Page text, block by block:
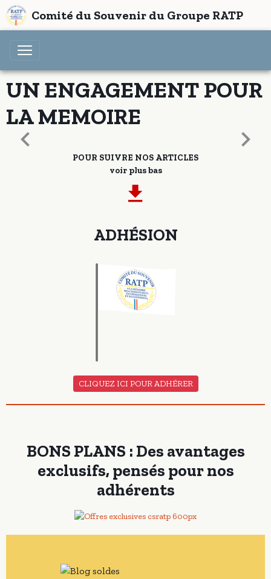
Comité du Souvenir du Groupe RATP
UN ENGAGEMENT POUR
LA MEMOIRE
POUR SUIVRE NOS ARTICLES
voir plus bas
ADHÉSION
CLIQUEZ ICI POUR ADHÉRER
BONS PLANS : Des avantages
exclusifs, pensés pour nos
adhérents